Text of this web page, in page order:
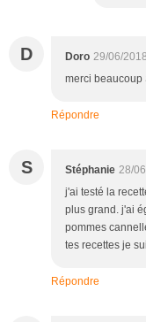
D Doro 29/06/
merci beaucoup
Répondre
S Stéphanie 28/
j'ai testé la
plus grand. j'ai
pommes
tes recettes je
Répondre